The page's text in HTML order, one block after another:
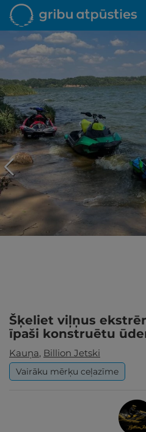
Iepatikās šis
Līdz brīnišķīgai atpūtai
Šķeliet viļņus
īpaši konstruētu
Kauņa, Billion Jetski
Vairāku mērķu ceļazīme